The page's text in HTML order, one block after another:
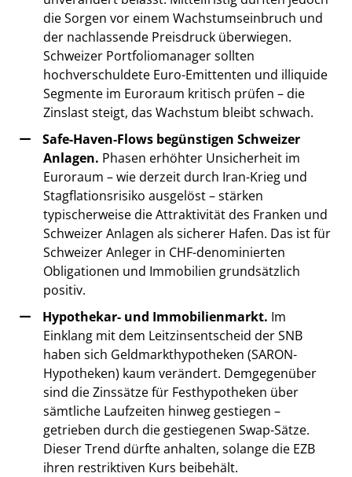
die Sorgen vor einem Wachstumseinbruch und
der nachlassende Preisdruck überwiegen.
Schweizer Portfoliomanager sollten
hochverschuldete Euro-Emittenten und illiquide
Segmente im Euroraum kritisch prüfen – die
Zinslast steigt, das Wachstum bleibt schwach.
Safe-Haven-Flows begünstigen Schweizer
Anlagen. Phasen erhöhter Unsicherheit im
Euroraum – wie derzeit durch Iran-Krieg und
Stagflationsrisiko ausgelöst – stärken
typischerweise die Attraktivität des Franken und
Schweizer Anlagen als sicherer Hafen. Das ist für
Schweizer Anleger in CHF-denominierten
Obligationen und Immobilien grundsätzlich
positiv.
Hypothekar- und Immobilienmarkt. Im
Einklang mit dem Leitzinsentscheid der SNB
haben sich Geldmarkthypotheken (SARON-
Hypotheken) kaum verändert. Demgegenüber
sind die Zinssätze für Festhypotheken über
sämtliche Laufzeiten hinweg gestiegen –
getrieben durch die gestiegenen Swap-Sätze.
Dieser Trend dürfte anhalten, solange die EZB
ihren restriktiven Kurs beibehält.